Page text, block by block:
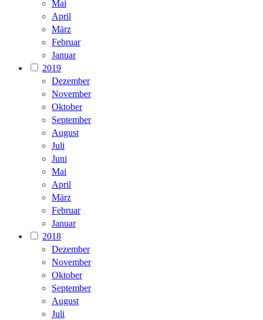
Mai
April
März
Februar
Januar
2019
Dezember
November
Oktober
September
August
Juli
Juni
Mai
April
März
Februar
Januar
2018
Dezember
November
Oktober
September
August
Juli